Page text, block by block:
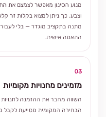
מנוע הסינון מאפשר לצמצם את
וצבע. כך ניתן למצוא בקלות זר
מתנה בתקציב מוגדר — בלי לעבור
התאמה אישית.
03
מזמינים מחנויות מקומיות
השווה מחבר את ההזמנה
הבחירה המקומית מסייעת לקבל